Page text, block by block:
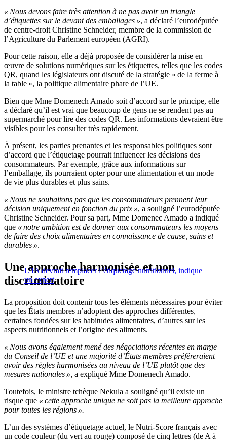
« Nous devons faire très attention à ne pas avoir un triangle
d’étiquettes sur le devant des emballages », a déclaré l’eurodéputée
de centre-droit Christine Schneider, membre de la commission de
l’Agriculture du Parlement européen (AGRI).
Pour cette raison, elle a déjà proposée de considérer la mise en
œuvre de solutions numériques sur les étiquettes, telles que les codes
QR, quand les législateurs ont discuté de la stratégie « de la ferme à
la table », la politique alimentaire phare de l’UE.
Bien que Mme Domenech Amado soit d’accord sur le principe, elle
a déclaré qu’il est vrai que beaucoup de gens ne se rendent pas au
supermarché pour lire des codes QR. Les informations devraient être
visibles pour les consulter très rapidement.
À présent, les parties prenantes et les responsables politiques sont
d’accord que l’étiquetage pourrait influencer les décisions des
consommateurs. Par exemple, grâce aux informations sur
l’emballage, ils pourraient opter pour une alimentation et un mode
de vie plus durables et plus sains.
« Nous ne souhaitons pas que les consommateurs prennent leur
décision uniquement en fonction du prix », a souligné l’eurodéputée
Christine Schneider. Pour sa part, Mme Domenec Amado a indiqué
que « notre ambition est de donner aux consommateurs les moyens
de faire des choix alimentaires en connaissance de cause, sains et
durables ».
L’IA devrait remplacer l’étiquetage nutritionnel, indique
un expert
Une approche harmonisée et non
discriminatoire
La proposition doit contenir tous les éléments nécessaires pour éviter
que les États membres n’adoptent des approches différentes,
certaines fondées sur les habitudes alimentaires, d’autres sur les
aspects nutritionnels et l’origine des aliments.
« Nous avons également mené des négociations récentes en marge
du Conseil de l’UE et une majorité d’États membres préféreraient
avoir des règles harmonisées au niveau de l’UE plutôt que des
mesures nationales », a expliqué Mme Domenech Amado.
Toutefois, le ministre tchèque Nekula a souligné qu’il existe un
risque que « cette approche unique ne soit pas la meilleure approche
pour toutes les régions ».
L’un des systèmes d’étiquetage actuel, le Nutri-Score français avec
un code couleur (du vert au rouge) composé de cinq lettres (de A à